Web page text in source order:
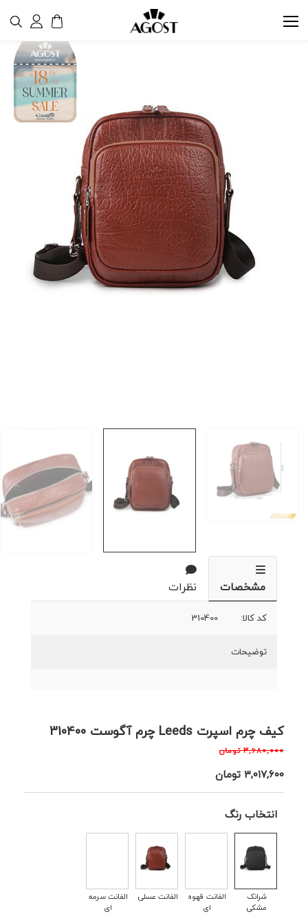
کیف چرم اسپرت Leeds چرم آگوست 310400
۳,۶۸۰,۰۰۰ تومان
۳,۰۱۷,۶۰۰تومان
انتخاب رنگ
شرانک
مشکی
الفانت قهوه
ای
الفانت عسلی
الفانت سرمه
ای
مشخصات نظرات
کد کالا: 310400
توضیحات